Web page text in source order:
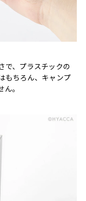
で、プラスチックの
もちろん、キャンプ
。